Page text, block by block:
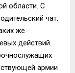
области. С
чат.
же
действий.
армии